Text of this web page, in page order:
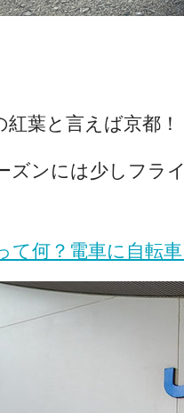
葉と言えば京都！
ズンには少しフラ
て何？電車に自転